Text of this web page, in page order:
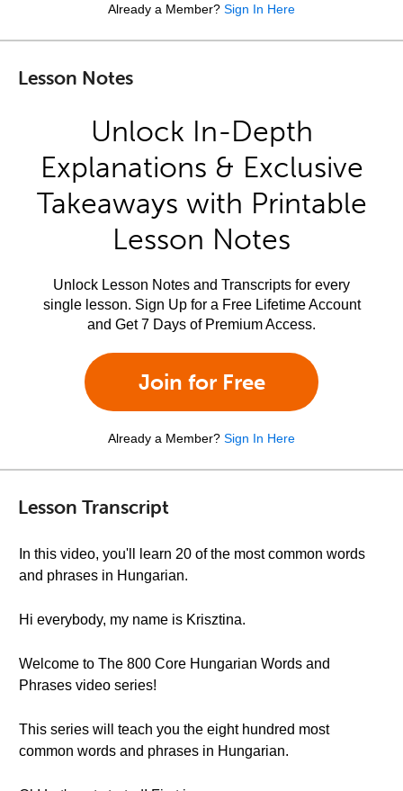
Already a Member? Sign In Here
Lesson Notes
Unlock In-Depth
Explanations & Exclusive
Takeaways with Printable
Lesson Notes
Unlock Lesson Notes and Transcripts for every
single lesson. Sign Up for a Free Lifetime Account
and Get 7 Days of Premium Access.
Join for Free
Already a Member? Sign In Here
Lesson Transcript
In this video, you'll learn 20 of the most common words
and phrases in Hungarian.
Hi everybody, my name is Krisztina.
Welcome to The 800 Core Hungarian Words and
Phrases video series!
This series will teach you the eight hundred most
common words and phrases in Hungarian.